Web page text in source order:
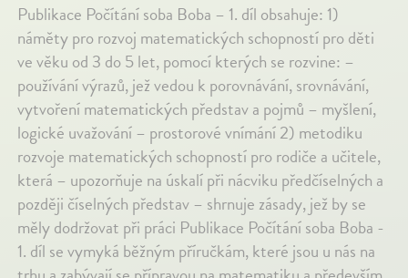
Publikace Počítání soba Boba – 1. díl obsahuje: 1)
náměty pro rozvoj matematických schopností pro děti
ve věku od 3 do 5 let, pomocí kterých se rozvine: –
používání výrazů, jež vedou k porovnávání, srovnávání,
vytvoření matematických představ a pojmů – myšlení,
logické uvažování – prostorové vnímání 2) metodiku
rozvoje matematických schopností pro rodiče a učitele,
která – upozorňuje na úskalí při nácviku předčíselných a
později číselných představ – shrnuje zásady, jež by se
měly dodržovat při práci Publikace Počítání soba Boba -
1. díl se vymyká běžným příručkám, které jsou u nás na